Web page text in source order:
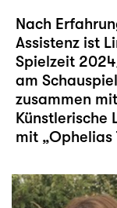
Nach
Assistenz ist
Spielzeit
am
zusammen
Künstlerische
mit „Ophelias